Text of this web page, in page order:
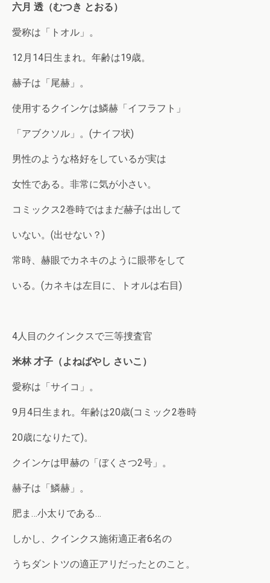
六月 透（むつき とおる）
愛称は「トオル」。
12月14日生まれ。年齢は19歳。
赫子は「尾赫」。
使用するクインケは鱗赫「イフラフト」
「アブクソル」。(ナイフ状)
男性のような格好をしているが実は
女性である。非常に気が小さい。
コミックス2巻時ではまだ赫子は出して
いない。(出せない？)
常時、赫眼でカネキのように眼帯をして
いる。(カネキは左目に、トオルは右目)
4人目のクインクスで三等捜査官
米林 才子（よねばやし さいこ）
愛称は「サイコ」。
9月4日生まれ。年齢は20歳(コミック2巻時
20歳になりたて)。
クインケは甲赫の「ぼくさつ2号」。
赫子は「鱗赫」。
肥ま…小太りである…
しかし、クインクス施術適正者6名の
うちダントツの適正アリだったとのこと。